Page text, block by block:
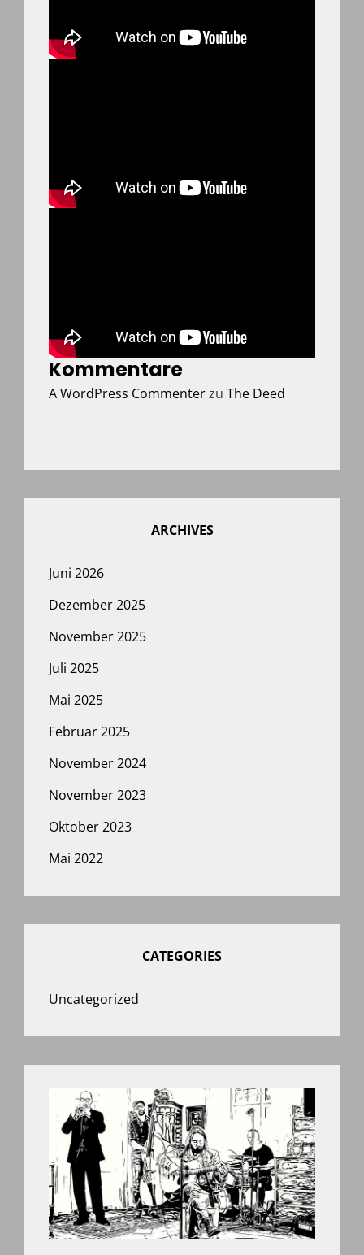
Kommentare
A WordPress Commenterzu The Deed
ARCHIVES
Juni 2026
Dezember 2025
November 2025
Juli 2025
Mai 2025
Februar 2025
November 2024
November 2023
Oktober 2023
Mai 2022
CATEGORIES
Uncategorized